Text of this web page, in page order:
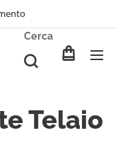
Cerca
Telaio